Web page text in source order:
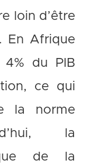
loin d’être
En Afrique
4% du PIB
ce qui
la norme
la
de la